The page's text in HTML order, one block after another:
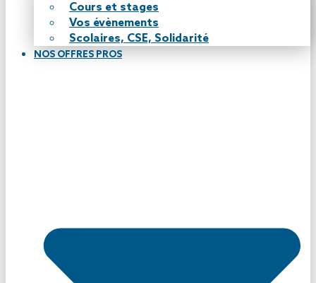
Cours et stages
Vos évènements
Scolaires, CSE, Solidarité
NOS OFFRES PROS